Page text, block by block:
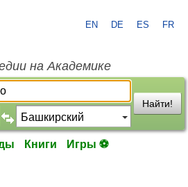
EN DE ES FR
на Академике
Найти!
Книги Игры ⚽